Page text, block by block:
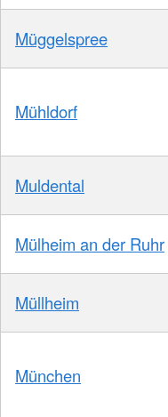
Müggelspree
Mühldorf
Muldental
Mülheim an der Ruhr
Müllheim
München